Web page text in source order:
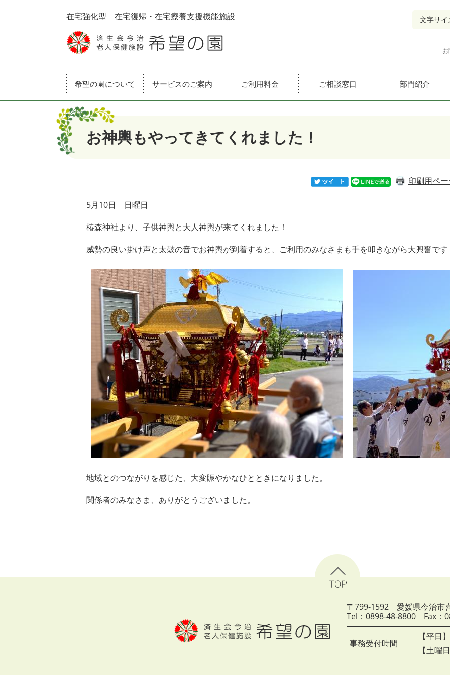
在宅強化型 在宅復帰・在宅療養支援機能施設 文字サイ
希望の園について サービスのご案内 ご利用料金 ご相談窓口 部門紹介
本文
お神輿もやってきてくれました！
TwitterツイートLINEで送る
印刷用ペ
5月10日 日曜日
椿森神社より、子供神輿と大人神輿が来てくれました！
威勢の良い掛け声と太鼓の音でお神輿が到着すると、ご利用のみなさまも手を叩きながら大興奮です
地域とのつながりを感じた、大変賑やかなひとときになりました。
関係者のみなさま、ありがとうございました。
このページのトップへ
〒799-1592 愛媛県今治市
Tel：0898-48-8800 Fax：
事務受付時間
【平日
【土曜